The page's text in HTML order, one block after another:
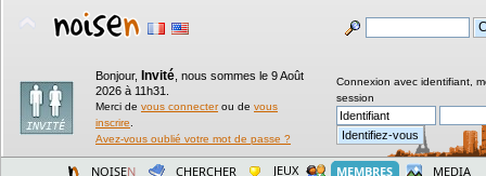
Bonjour, Invité nous sommes le 9 Août
2026 à 11h31.
Merci de vous connecterou de vous
inscrire
Avez-vous oublié votre mot de passe ?
Connexion avec identifiant,
session
NOISEN CHERCHER JEUX MEMBRES MEDIA